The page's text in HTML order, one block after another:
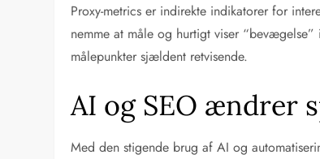
Proxy-metrics er indirekte indikatorer for
nemme at måle og hurtigt viser
målepunkter sjældent retvisende.
AI og SEO ændrer
Med den stigende brug af AI og